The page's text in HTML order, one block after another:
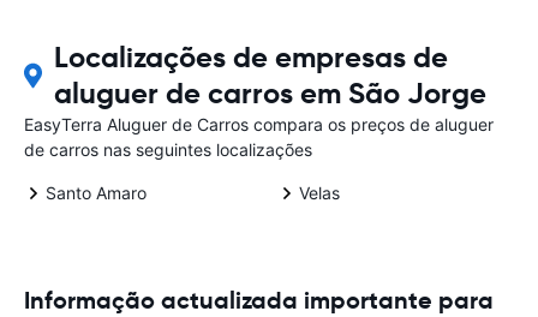
Localizações de empresas de
aluguer de carros em São Jorge
EasyTerra Aluguer de Carros compara os preços de aluguer
de carros nas seguintes localizações
Santo Amaro Velas
Informação actualizada importante para